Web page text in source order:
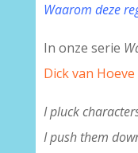
Waarom deze
In onze serie
Dick van Hoeve
I pluck
I push them